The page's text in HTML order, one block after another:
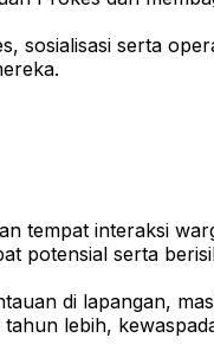
sosialisasi serta
tempat interaksi
potensial serta
di lapangan,
lebih,